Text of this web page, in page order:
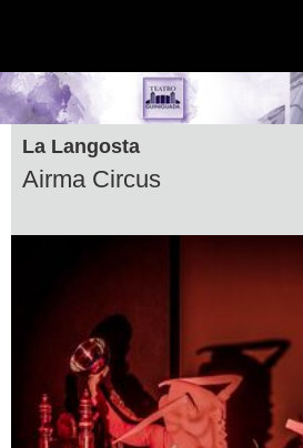
La Langosta
Airma Circus